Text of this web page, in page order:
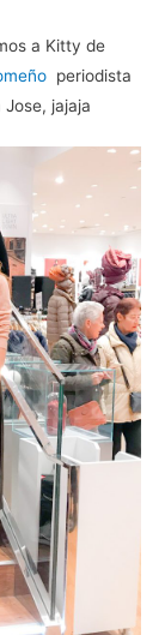
a Kitty de
periodista
jajaja